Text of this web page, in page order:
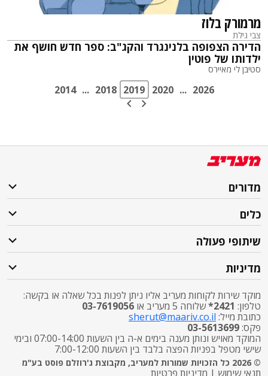
מרמורק בלוז
צבי גילת
הדירה הצפופה בלנינגרד והקג"ב: ספר חדש חושף את
ילדותו של פוטין
סטיבן לי מאיירס
2026
...
2020
2019
2018
...
2014
מדורים
כלים
שיתופי פעולה
מדיניות
מוקד שירות לקוחות מעריב אליו ניתן לפנות בכל שאלה או בקשה:
טלפון: 2421* שלוחה 5 מעריב או
03-7619056
כתובת מייל: sherut@maariv.co.il
פקס:03-5613699
המוקד מאויש ונותן מענה בימים א-ה בין השעות 07:00-14:00 ובימי
שישי מטפל בפניות הפצה בלבד בין השעות 7:00-12:00
© 2026 כל הזכויות שמורות למעריב, מקבוצת ג'רוזלם פוסט בע"מ
תנאי שימוש | מדיניות פרטיות